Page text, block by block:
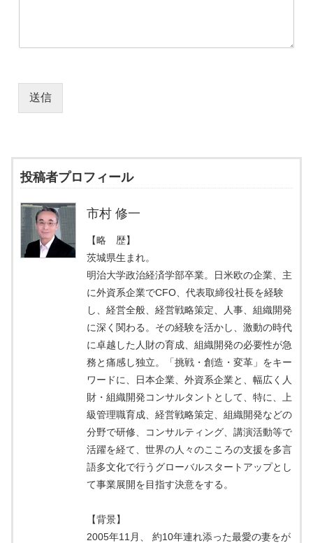
送信
投稿者プロフィール
市村 修一
【略 歴】
茨城県生まれ。
明治大学政治経済学部卒業。日米欧の企業、主
に外資系企業でCFO、代表取締役社長を経験
し、経営全般、経営戦略策定、人事、組織開発
に深く関わる。その経験を活かし、激動の時代
に卓越した人財の育成、組織開発の必要性が急
務と痛感し独立。「挑戦・創造・変革」をキー
ワードに、日本企業、外資系企業と、幅広く人
財・組織開発コンサルタントとして、特に、上
級管理職育成、経営戦略策定、組織開発などの
分野で研修、コンサルティング、講演活動等で
活躍を経て、世界の人々のこころの支援を多言
語多文化で行うグローバルスタートアップとし
て事業展開を目指す決意をする。
【背景】
2005年11月、 約10年連れ添った最愛の妻をが